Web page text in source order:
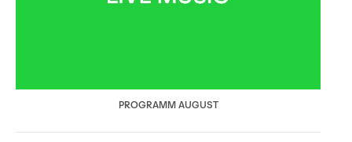
PROGRAMM AUGUST